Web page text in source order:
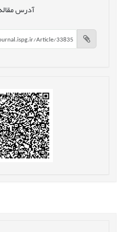
آدرس مقاله